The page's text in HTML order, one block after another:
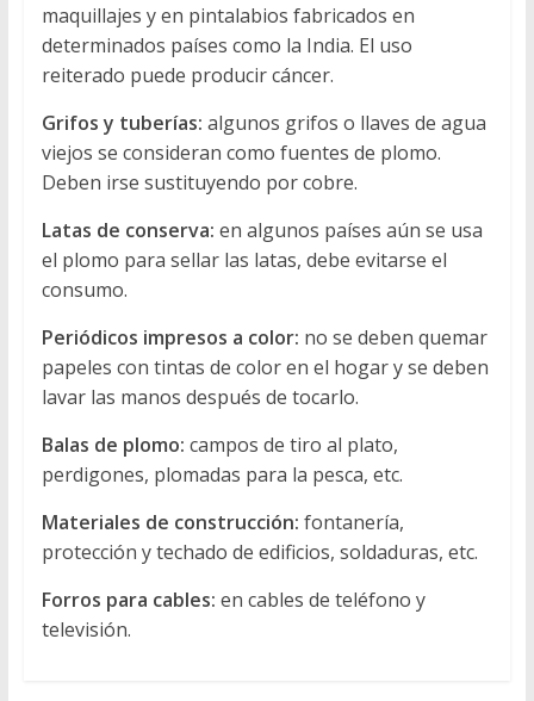
maquillajes y en pintalabios fabricados en
determinados países como la India. El uso
reiterado puede producir cáncer.
Grifos y tuberías: algunos grifos o llaves de agua
viejos se consideran como fuentes de plomo.
Deben irse sustituyendo por cobre.
Latas de conserva: en algunos países aún se usa
el plomo para sellar las latas, debe evitarse el
consumo.
Periódicos impresos a color: no se deben quemar
papeles con tintas de color en el hogar y se deben
lavar las manos después de tocarlo.
Balas de plomo: campos de tiro al plato,
perdigones, plomadas para la pesca, etc.
Materiales de construcción: fontanería,
protección y techado de edificios, soldaduras, etc.
Forros para cables: en cables de teléfono y
televisión.